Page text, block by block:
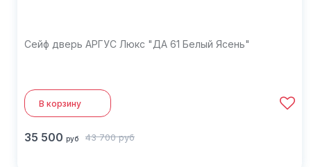
Сейф дверь АРГУС Люкс "ДА 61 Белый Ясень"
В корзину
35 500 руб 43 700 руб